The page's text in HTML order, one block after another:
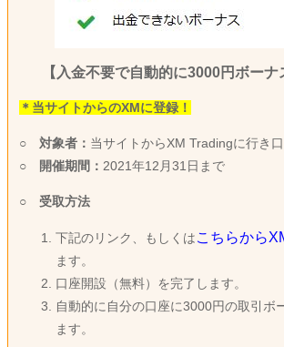
【入金不要で自動的に3000円ボーナ
＊当サイトからのXMに登録！
○ 対象者： 当サイトからXM Tradingに行き
○
開催期間： 2021年12月31日まで
○ 受取方法
下記のリンク、もしくはこちらから
ます。
口座開設（無料）を完了します。
自動的に自分の口座に3000円の取引ボ
ます。